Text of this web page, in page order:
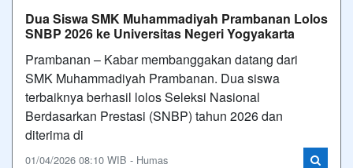
Dua Siswa SMK Muhammadiyah Prambanan Lolos
SNBP 2026 ke Universitas Negeri Yogyakarta
Prambanan – Kabar membanggakan datang dari
SMK Muhammadiyah Prambanan. Dua siswa
terbaiknya berhasil lolos Seleksi Nasional
Berdasarkan Prestasi (SNBP) tahun 2026 dan
diterima di
01/04/2026 08:10 WIB - Humas